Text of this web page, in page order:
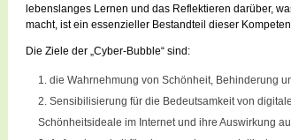
lebenslanges Lernen und das Reflektieren darüber,
macht, ist ein essenzieller Bestandteil dieser
Die Ziele der „Cyber-Bubble“ sind:
die Wahrnehmung von Schönheit, Behinderung
Sensibilisierung für die Bedeutsamkeit von
Schönheitsideale im Internet und ihre Auswirkung